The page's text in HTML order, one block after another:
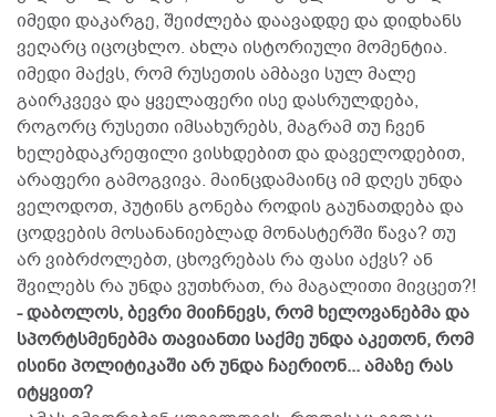
იმედი დაკარგე, შეიძლება დაავადდე და დიდხანს
ვეღარც იცოცხლო. ახლა ისტორიული მომენტია.
იმედი მაქვს, რომ რუსეთის ამბავი სულ მალე
გაირკვევა და ყველაფერი ისე დასრულდება,
როგორც რუსეთი იმსახურებს, მაგრამ თუ ჩვენ
ხელებდაკრეფილი ვისხდებით და დაველოდებით,
არაფერი გამოგვივა. მაინცდამაინც იმ დღეს უნდა
ველოდოთ, პუტინს გონება როდის გაუნათდება და
ცოდვების მოსანანიებლად მონასტერში წავა? თუ
არ ვიბრძოლებთ, ცხოვრებას რა ფასი აქვს? ან
შვილებს რა უნდა ვუთხრათ, რა მაგალითი მივცეთ?!
- დაბოლოს, ბევრი მიიჩნევს, რომ ხელოვანებმა და
სპორტსმენებმა თავიანთი საქმე უნდა აკეთონ, რომ
ისინი პოლიტიკაში არ უნდა ჩაერიონ... ამაზე რას
იტყვით?